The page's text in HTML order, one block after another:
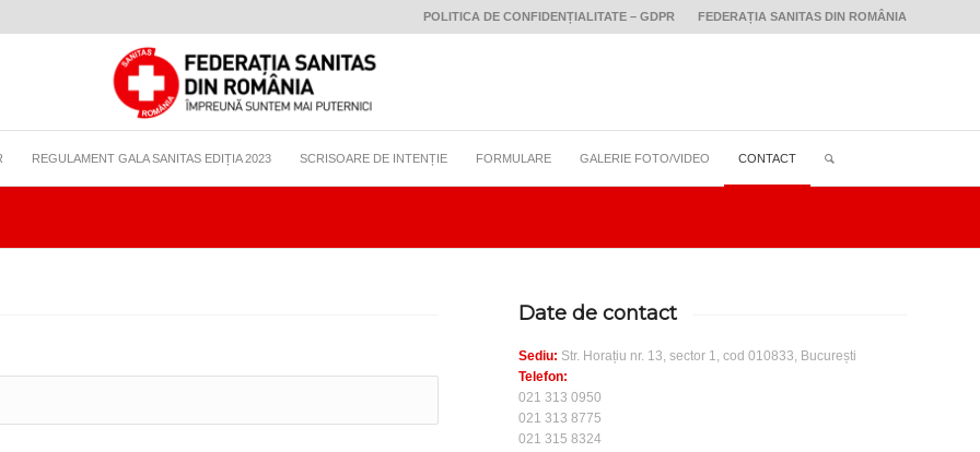
POLITICA DE CONFIDENȚIALITATE – GDPR FEDERAȚIA SANITAS DIN ROMÂNIA
REGULAMENT GALA SANITAS EDIȚIA 2023 SCRISOARE DE INTENȚIE FORMULARE GALERIE FOTO/VIDEO CONTACT
Date de contact
Sediu: Str. Horațiu nr. 13, sector 1, cod 010833, București
Telefon:
021 313 0950
021 313 8775
021 315 8324